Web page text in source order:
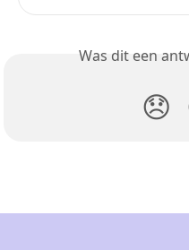
Was dit een
😞